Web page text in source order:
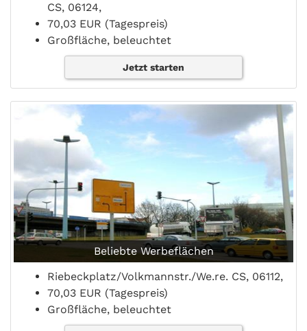
CS, 06124,
70,03 EUR (Tagespreis)
Großfläche, beleuchtet
Jetzt starten
Beliebte Werbeflächen
Riebeckplatz/Volkmannstr./We.re. CS, 06112,
70,03 EUR (Tagespreis)
Großfläche, beleuchtet